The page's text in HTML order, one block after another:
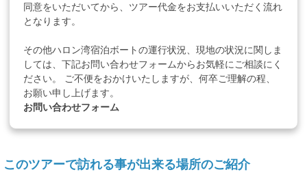
同意をいただいてから、ツアー代金をお支払いいただく流れ
となります。
その他ハロン湾宿泊ボートの運行状況、現地の状況に関しま
しては、下記お問い合わせフォームからお気軽にご相談にく
ださい。 ご不便をおかけいたしますが、何卒ご理解の程、
お願い申し上げます。
お問い合わせフォーム
このツアーで訪れる事が出来る場所のご紹介